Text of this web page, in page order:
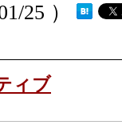
25 ）
ィブ